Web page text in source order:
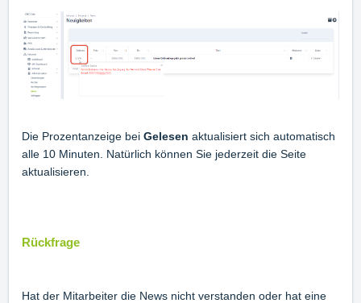
Die Prozentanzeige bei Gelesen aktualisiert sich automatisch
alle 10 Minuten. Natürlich können Sie jederzeit die Seite
aktualisieren.
Rückfrage
Hat der Mitarbeiter die News nicht verstanden oder hat eine